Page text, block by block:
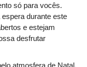
só para vocês.
durante este
e estejam
desfrutar
atmosfera de Natal.